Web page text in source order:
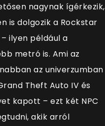
nagynak ígérkezik,
is dolgozik a Rockstar
ilyen például a
metró is. Ami az
az univerzumban
Theft Auto IV és
kapott – ezt két NPC
akik arról